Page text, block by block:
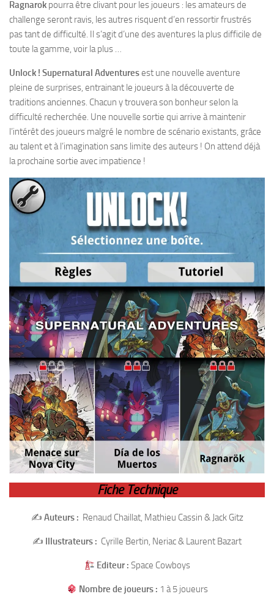
Ragnarok pourra être clivant pour les joueurs : les amateurs de
challenge seront ravis, les autres risquent d’en ressortir frustrés
pas tant de difficulté. Il s’agit d’une des aventures la plus difficile de
toute la gamme, voir la plus …
Unlock ! Supernatural Adventuresest une nouvelle aventure
pleine de surprises, entrainant le joueurs à la découverte de
traditions anciennes. Chacun y trouvera son bonheur selon la
difficulté recherchée. Une nouvelle sortie qui arrive à maintenir
l’intérêt des joueurs malgré le nombre de scénario existants, grâce
au talent et à l’imagination sans limite des auteurs ! On attend déjà
la prochaine sortie avec impatience !
Fiche Technique
✍️ Auteurs : Renaud Chaillat, Mathieu Cassin & Jack Gitz
✍️ Illustrateurs : Cyrille Bertin, Neriac & Laurent Bazart
Editeur : Space Cowboys
Nombre de joueurs : 1 à 5 joueurs